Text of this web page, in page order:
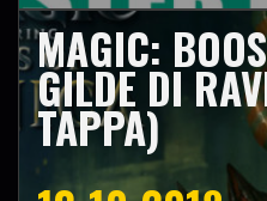
MAGIC:
GILDE DI
TAPPA)